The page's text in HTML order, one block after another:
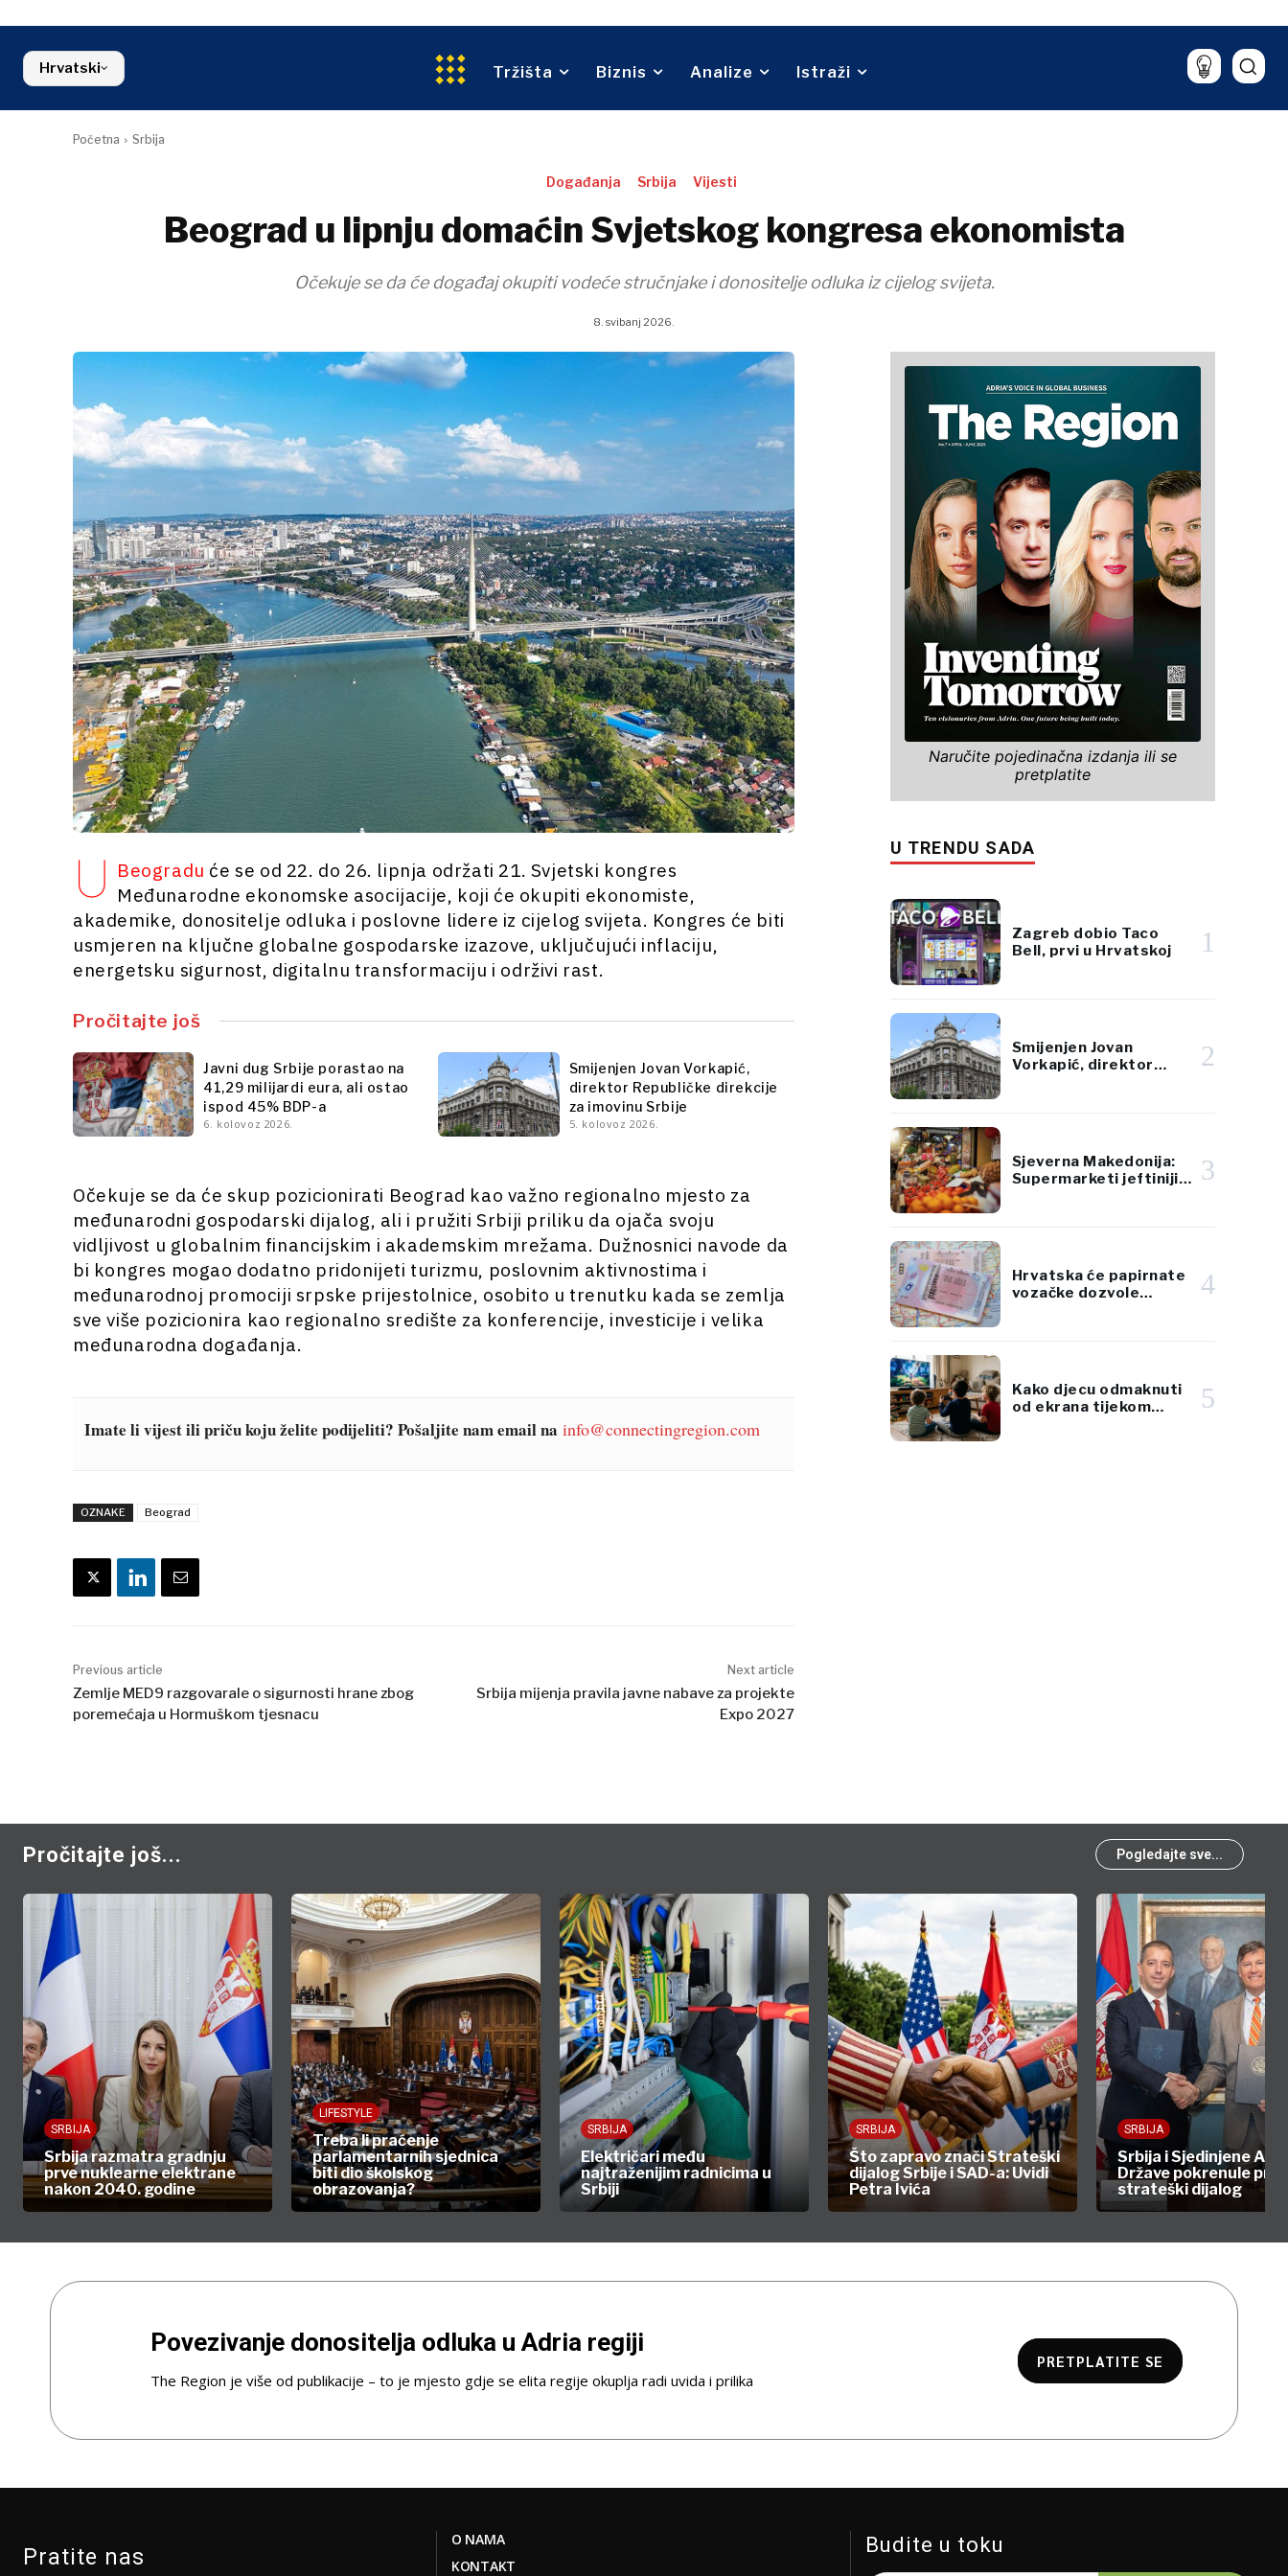
Crna Gora
Sjeverna Makedonija
Srbija
FMCG
Turizam
Trgovina
Lifestyle
FMCG
O nama Oglašavanje Kontakt Pretplata
Hrvatski Tržišta Biznis Analize Istraži
Početna Srbija
Događanja Srbija Vijesti
Beograd u lipnju domaćin Svjetskog kongresa ekonomista
Očekuje se da će događaj okupiti vodeće stručnjake i donositelje odluka iz cijelog svijeta.
8. svibanj 2026.
U Beogradu će se od 22. do 26. lipnja održati 21. Svjetski kongres
Međunarodne ekonomske asocijacije, koji će okupiti ekonomiste,
akademike, donositelje odluka i poslovne lidere iz cijelog svijeta. Kongres će biti
usmjeren na ključne globalne gospodarske izazove, uključujući inflaciju,
energetsku sigurnost, digitalnu transformaciju i održivi rast.
Pročitajte još
Javni dug Srbije porastao na
41,29 milijardi eura, ali ostao
ispod 45% BDP-a
6. kolovoz 2026.
Smijenjen Jovan Vorkapić,
direktor Republičke direkcije
za imovinu Srbije
5. kolovoz 2026.
Očekuje se da će skup pozicionirati Beograd kao važno regionalno mjesto za
međunarodni gospodarski dijalog, ali i pružiti Srbiji priliku da ojača svoju
vidljivost u globalnim financijskim i akademskim mrežama. Dužnosnici navode da
bi kongres mogao dodatno pridonijeti turizmu, poslovnim aktivnostima i
međunarodnoj promociji srpske prijestolnice, osobito u trenutku kada se zemlja
sve više pozicionira kao regionalno središte za konferencije, investicije i velika
međunarodna događanja.
Imate li vijest ili priču koju želite podijeliti? Pošaljite nam email na info@connectingregion.com
OZNAKE Beograd
Previous article
Zemlje MED9 razgovarale o sigurnosti hrane zbog
poremećaja u Hormuškom tjesnacu
Next article
Srbija mijenja pravila javne nabave za projekte
Expo 2027
Naručite pojedinačna izdanja ili se
pretplatite
U TRENDU SADA
Zagreb dobio Taco
Bell, prvi u Hrvatskoj
1
Smijenjen Jovan
Vorkapić, direktor
2
Sjeverna Makedonija:
Supermarketi jeftiniji
3
Hrvatska će papirnate
vozačke dozvole
4
Kako djecu odmaknuti
od ekrana tijekom
5
Pročitajte još... Pogledajte sve...
SRBIJA
Srbija razmatra gradnju
prve nuklearne elektrane
nakon 2040. godine
LIFESTYLE
Treba li praćenje
parlamentarnih sjednica
biti dio školskog
obrazovanja?
SRBIJA
Električari među
najtraženijim radnicima u
Srbiji
SRBIJA
Što zapravo znači Strateški
dijalog Srbije i SAD-a: Uvidi
Petra Ivića
SRBIJA
Srbija i Sjedinjene
Države pokrenule prvi
strateški dijalog
Povezivanje donositelja odluka u Adria regiji
The Region je više od publikacije – to je mjesto gdje se elita regije okuplja radi uvida i prilika
PRETPLATITE SE
Pratite nas
O NAMA
KONTAKT
Budite u toku